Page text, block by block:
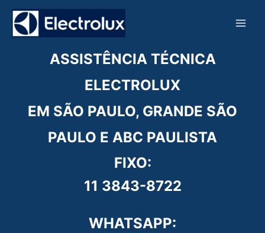
para
ASSISTÊNCIA TÉCNICA
ELECTROLUX
EM SÃO PAULO, GRANDE SÃO
PAULO E ABC PAULISTA
FIXO:
11 3843-8722
WHATSAPP: